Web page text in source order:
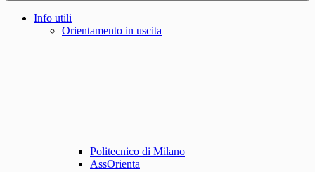
Info utili
Orientamento in uscita
Politecnico di Milano
AssOrienta